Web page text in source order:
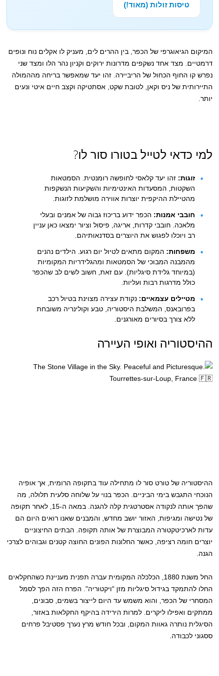
טיסות זולות (מאוד!)
המיקום הגיאוגרפי של הכפר, בין ההרים לים, מעניק לו אקלים נוח ונופים
דרמטיים. מצד אחד נשקפים מדרונות ירוקים וקניון נהר הלו ומצד שני
נפרש קו החוף הכחול של הריביירה. זהו יעד שמאפשר בריחה מההמולה
התיירותית של ניס וקאן, לטובת שקט, אסתטיקה וקצב חיים איטי ונעים
יותר.
למי כדאי לטייל בטורו סור לו?
זוגות: זהו יעד קלאסי לחופשה רומנטית. הסמטאות
השקטות, המסעדות האינטימיות והשקיעות הנשקפות
מהטיילת ההיקפית יוצרות אווירה מושלמת לזוגות.
חובבי אמנות: הכפר ידוע בריכוז גבוה של אמנים ובעלי
מלאכה. חובבי קדרות, אריגה, פיסול וציור ימצאו כאן עניין
רב ויוכלו לפגוש את היוצרים בסדנאותיהם.
משפחות: המקום מתאים לטיול יום רגוע. הילדים נהנים
מהמבנה המבוכי של הסמטאות ומהגלידריות המקומיות
(במיוחד גלידת סיגליות). עם זאת, חשוב לשים לב שהכפר
כולל מדרגות רבות ועליות.
מטיילים עצמאיים: נקודת עצירה מצוינת בטיול רכב
בפרובאנס, המשלבת היסטוריה, טבע וקולינריה משובחת
ללא צורך בסיורים מאורגנים.
ההיסטוריה ואופי העיירה
ההיסטוריה של טורט סור לו מתחילה עוד בתקופה הרומית, אך אופיה
הנוכחי התגבש בימי הביניים. הכפר בנוי על שלוחה סלעית תלולה, מה
שהפך אותה לנקודה אסטרטגית קלה להגנה. במאה ה-15, לאחר תקופה
של נטישה ומגיפות, האזור יושב מחדש, והמבנים שאנו רואים היום הם
עדות לארכיטקטורה המבוצרת של אותה תקופה. הבתים החיצוניים
יוצרים חומה רציפה, כאשר החלונות הפונים החוצה קטנים וגבוהים לצרכי
הגנה.
החל משנת 1880, הכלכלה המקומית עברה תפנית מעניינת כשהחקלאים
החלו להתמקד בגידול סיגליות מזן "ויקטוריה". הפרח הזה הפך לסמל
המסחרי של הכפר, והוא משמש עד היום לייצור בשמים, סבונים,
ממתקים ואפילו ליקרים. למרות הירידה בהיקף החקלאות באזור,
הסיגלית נותרה גאוות המקום, ובכל חודש מרץ נערך פסטיבל פרחים
ססגוני לכבודה.